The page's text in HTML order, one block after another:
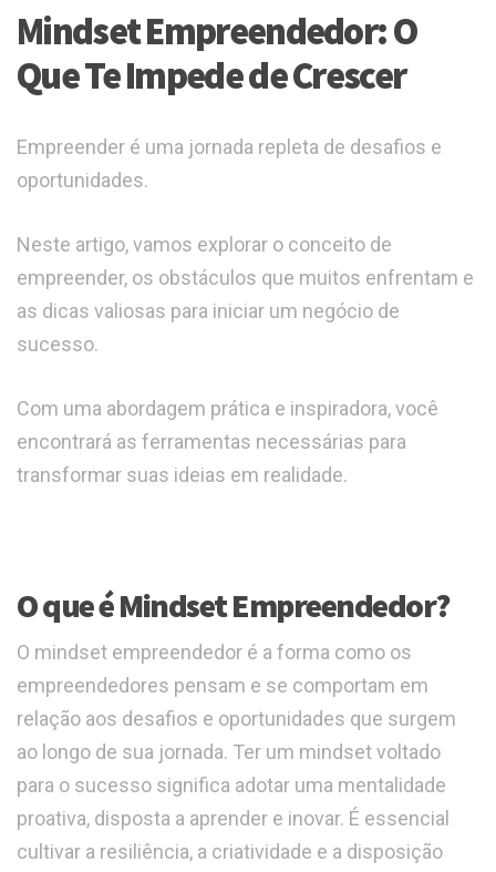
Mindset Empreendedor: O
Que Te Impede de Crescer
Empreender é uma jornada repleta de desafios e
oportunidades.
Neste artigo, vamos explorar o conceito de
empreender, os obstáculos que muitos enfrentam e
as dicas valiosas para iniciar um negócio de
sucesso.
Com uma abordagem prática e inspiradora, você
encontrará as ferramentas necessárias para
transformar suas ideias em realidade.
O que é Mindset Empreendedor?
O mindset empreendedor é a forma como os
empreendedores pensam e se comportam em
relação aos desafios e oportunidades que surgem
ao longo de sua jornada. Ter um mindset voltado
para o sucesso significa adotar uma mentalidade
proativa, disposta a aprender e inovar. É essencial
cultivar a resiliência, a criatividade e a disposição